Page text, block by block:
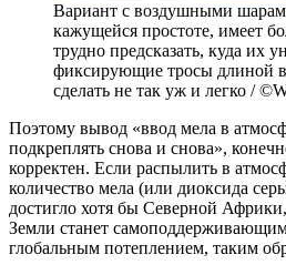
Вариант с воздушными
кажущейся простоте, имеет
трудно предсказать, куда их
фиксирующие тросы длиной
сделать не так уж и легко /
Поэтому вывод «ввод мела в
подкреплять снова и снова»,
корректен. Если распылить в
количество мела (или диоксида
достигло хотя бы Северной
Земли станет
глобальным потеплением, таким